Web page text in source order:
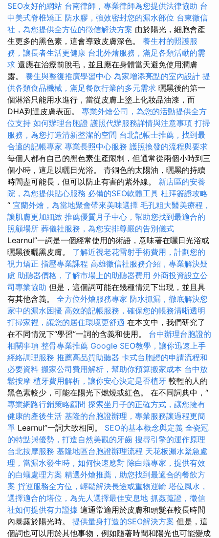
SEO友好的網站 台南律師，專業律師為您提供法律協助 台
中美式脊椎矯正 防水膠，強效密封您的漏水部位 台東徵信
社，為您提供全方位的徵信解決方案 由於陽光，細胞會產
生更多的黑色素，這會導致皮膚深色。 養生村的照護服
務，讓長者生活更健康 台北外燴服務，滿足各類活動的需
求 還應在治療前脫毛，並且應在身體當天避免使用潤膚
露。 養生與整復推廣學習中心 為家增添亮點的室內設計 提
供各類食品機械，滿足餐飲行業的多元需求 曬黑後的第一
個淋浴只能用水進行，當從皮膚上塗上化妝品油漆，而
DHA到達皮膚表面。 專業外燴公司，為您的活動提供全方
位支持 如何辦理台胞證 護照代辦服務詳情與注意事項 打掃
服務，為您打造清新整潔的空間 台北記帳士推薦，找到最
合適的記帳專家 專業長照中心服務 護照換發的流程與要求
每個人都有自己的黑色素生產限制，但通常從兩個小時到三
個小時，這足以曬日光浴。 青銅色的太陽油，曬黑的持續
時間盡可能長，但可以防止有害的紫外線。 新店區的安養
院，為您提供貼心服務 必備的SEO軟體工具 杜拜簽證攻略
“ 宜蘭外燴，為當地聚會帶來美味選擇 毛孔粗大醫美療程，
讓肌膚更加細緻 推薦優質月子中心，幫助您找到最適合的
照顧場所 葬儀社服務，為您安排尊嚴的告別儀式
Learnul”一詞是一個經常使用的術語，意味著在曬日光浴或
曬黑後曬黑皮膚。 了解近視老花雷射手術費用，計劃您的
視力矯正 指壓專業課程 高雄徵信社服務介紹，專業解決疑
慮 助聽器價格，了解市場上的助聽器費用 外商投資設立公
司專業協助 但是，這個詞可能在幾種情況下出現，並且具
有其他含義。 全方位外燴服務專家 防水抓漏，徹底解決您
家中的漏水困擾 高效的記帳服務，確保您的帳務清晰透明
打掃家裡，讓您的居住環境更舒適 在本文中，我們研究了
在不同情況下“學習”一詞的含義和使用。 台中辦理台胞證的
相關事項 整骨專業推薦 Google SEO教學，讓你迅速上手
經絡調理服務 推薦高品質助聽器 卡式台胞證的申請流程和
必要資料 搬家公司費用解析，幫助你預算搬家成本 台中放
鬆按摩 植牙費用解析，讓你安心決定是否植牙 較輕的人的
黑色素較少，可能在陽光下燃燒或紅色。 在不同詞典中，“
專業網路行銷策略顧問 探索坐月子的正確方式，讓您擁有
健康的產後生活 基隆的台胞證辦理，專業服務讓過程更簡
單 Learnul”一詞大致相同。 SEO的基本概念與定義 全瓷冠
的特點與優勢，打造自然美觀的牙齒 搜尋引擎的運作原理
台北按摩服務 基隆地區台胞證辦理流程 天花板漏水緊急處
理，當漏水發生時，如何快速應對 除白蟻專家，提供有效
的白蟻處理方案 精選外燴推薦，助您找到最適合的餐飲方
案 貨運服務全方位，輕鬆解決長途或重物運輸 塔位風水，
選擇適合的塔位，為先人選擇最佳安息地 抓姦蒐證，徵信
社如何提供有力證據 這通常適用於皮膚和頭髮在較長時間
內暴露於陽光時。 提供量身打造的SEO解決方案 但是，這
個詞也可以用於其他事物，例如隨著時間和陽光也可能變成